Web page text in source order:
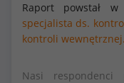
Raport powstał
specjalista ds.
kontroli wewnętrznej.
Nasi respondenci